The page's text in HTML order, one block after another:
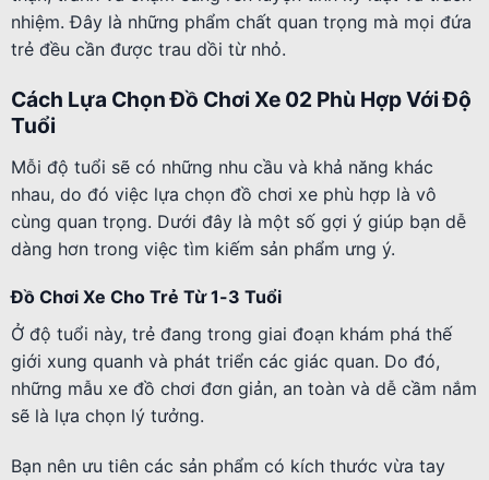
nhiệm. Đây là những phẩm chất quan trọng mà mọi đứa
trẻ đều cần được trau dồi từ nhỏ.
Cách Lựa Chọn Đồ Chơi Xe 02 Phù Hợp Với Độ
Tuổi
Mỗi độ tuổi sẽ có những nhu cầu và khả năng khác
nhau, do đó việc lựa chọn đồ chơi xe phù hợp là vô
cùng quan trọng. Dưới đây là một số gợi ý giúp bạn dễ
dàng hơn trong việc tìm kiếm sản phẩm ưng ý.
Đồ Chơi Xe Cho Trẻ Từ 1-3 Tuổi
Ở độ tuổi này, trẻ đang trong giai đoạn khám phá thế
giới xung quanh và phát triển các giác quan. Do đó,
những mẫu xe đồ chơi đơn giản, an toàn và dễ cầm nắm
sẽ là lựa chọn lý tưởng.
Bạn nên ưu tiên các sản phẩm có kích thước vừa tay